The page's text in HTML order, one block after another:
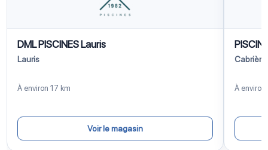
DML PISCINES Lauris
Lauris
À environ 17 km
Voir le magasin
À environ